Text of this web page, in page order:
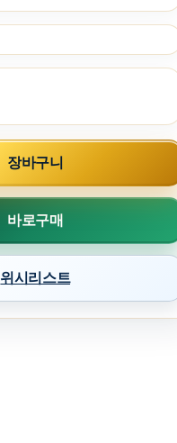
바로구매
장바구니
위시리스트